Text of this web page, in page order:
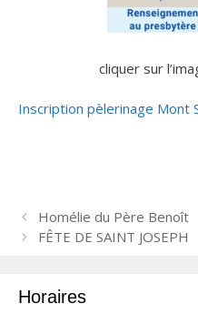
cliquer sur
Inscription pèlerinage Mont
N
a
g
Homélie du Père Benoît
FÊTE DE SAINT JOSEPH
Horaires